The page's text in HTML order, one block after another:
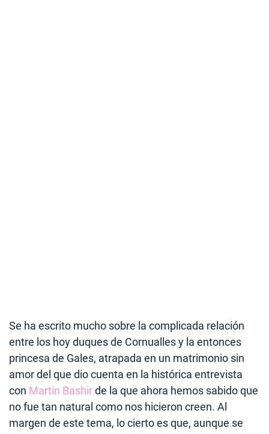
Se ha escrito mucho sobre la complicada relación
entre los hoy duques de Cornualles y la entonces
princesa de Gales, atrapada en un matrimonio sin
amor del que dio cuenta en la histórica entrevista
con Martin Bashirde la que ahora hemos sabido que
no fue tan natural como nos hicieron creen. Al
margen de este tema, lo cierto es que, aunque se